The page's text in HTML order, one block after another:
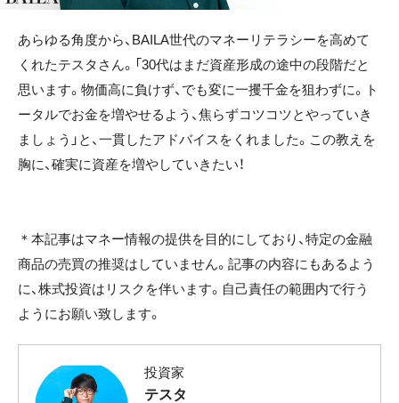
あらゆる角度から、BAILA世代のマネーリテラシーを高めて
くれたテスタさん。「30代はまだ資産形成の途中の段階だと
思います。物価高に負けず、でも変に一攫千金を狙わずに。ト
ータルでお金を増やせるよう、焦らずコツコツとやっていき
ましょう」と、一貫したアドバイスをくれました。この教えを
胸に、確実に資産を増やしていきたい！
＊本記事はマネー情報の提供を目的にしており、特定の金融
商品の売買の推奨はしていません。記事の内容にもあるよう
に、株式投資はリスクを伴います。自己責任の範囲内で行う
ようにお願い致します。
投資家
テスタ